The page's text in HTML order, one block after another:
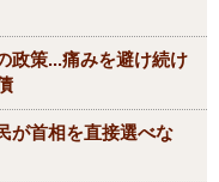
政策...痛みを避け続け
が首相を直接選べな